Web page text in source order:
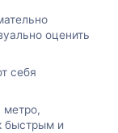
оценить
себя
метро,
быстрым и